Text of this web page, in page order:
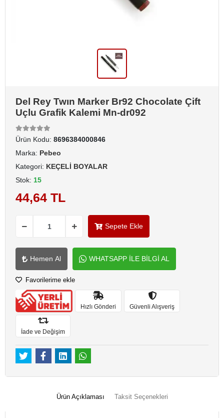
Del Rey Twın Marker Br92 Chocolate Çift
Uçlu Grafik Kalemi Mn-dr092
Ürün Kodu: 8696384000846
Marka: Pebeo
Kategori: KEÇELİ BOYALAR
Stok: 15
44,64 TL
Sepete Ekle
Hemen Al WHATSAPP İLE BİLGİ AL
Favorilerime ekle
Hızlı Gönderi Güvenli Alışveriş
İade ve Değişim
Ürün Açıklaması Taksit Seçenekleri